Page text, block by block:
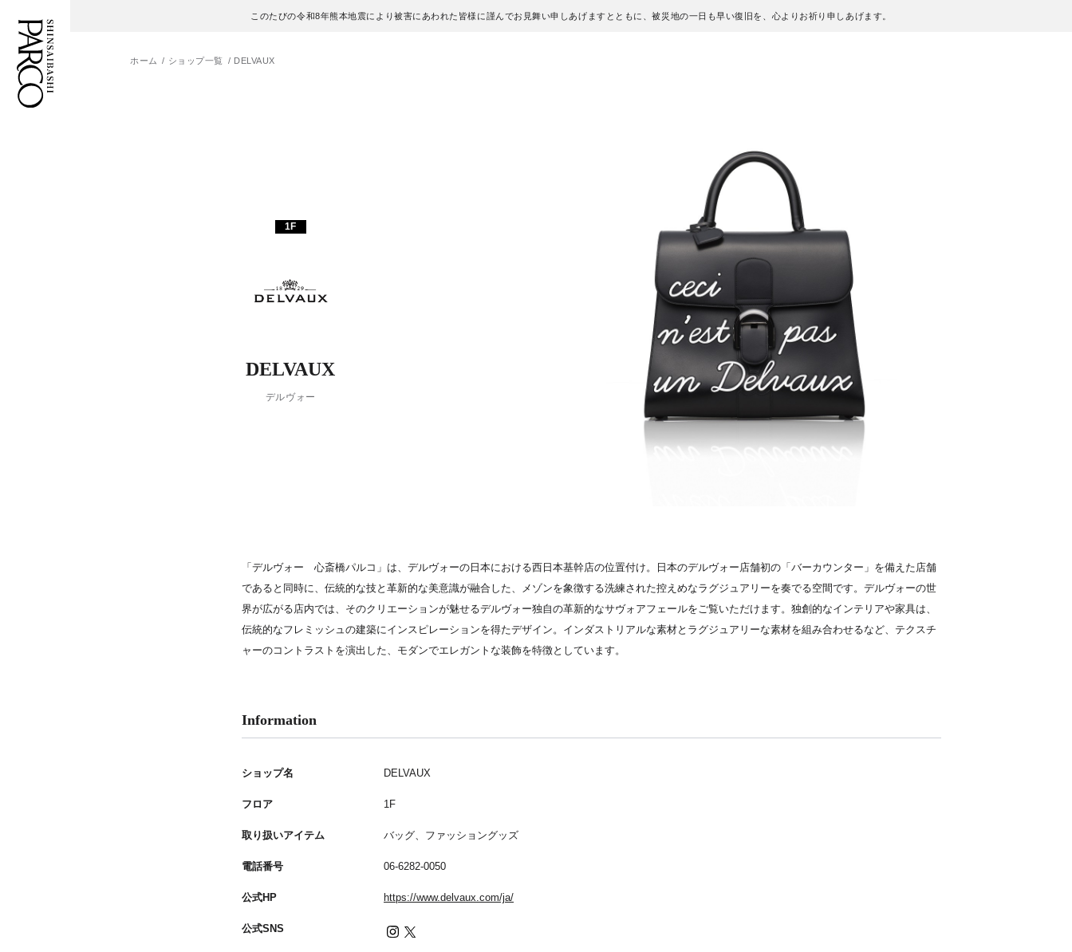
このたびの令和8年熊本地震により被害にあわれた皆様に謹んでお見舞い申しあげますとともに、被災地の一日も早い復旧を、心よりお祈り申しあげます。
ホーム ショップ一覧 DELVAUX
1F
DELVAUX
デルヴォー
「デルヴォー 心斎橋パルコ」は、デルヴォーの日本における西日本基幹店の位置付け。日本のデルヴォー店舗初の「バーカウンター」を備えた店舗
であると同時に、伝統的な技と革新的な美意識が融合した、メゾンを象徴する洗練された控えめなラグジュアリーを奏でる空間です。デルヴォーの世
界が広がる店内では、そのクリエーションが魅せるデルヴォー独自の革新的なサヴォアフェールをご覧いただけます。独創的なインテリアや家具は、
伝統的なフレミッシュの建築にインスピレーションを得たデザイン。インダストリアルな素材とラグジュアリーな素材を組み合わせるなど、テクスチ
ャーのコントラストを演出した、モダンでエレガントな装飾を特徴としています。
Information
ショップ名 DELVAUX
フロア 1F
取り扱いアイテム バッグ、ファッショングッズ
電話番号 06-6282-0050
公式HP https://www.delvaux.com/ja/
公式SNS